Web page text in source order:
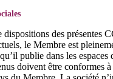
dispositions des présentes
le Membre est
publie dans les espaces
doivent être conformes